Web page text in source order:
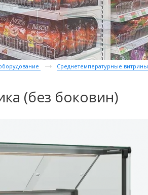
Среднетемпературные витрины
(без боковин)